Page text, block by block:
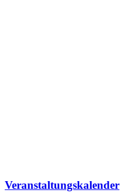
Veranstaltungskalender